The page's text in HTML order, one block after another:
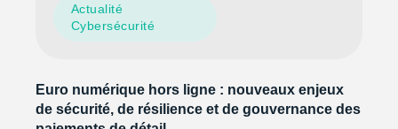
Actualité
Cybersécurité
Euro numérique hors ligne : nouveaux enjeux
de sécurité, de résilience et de gouvernance des